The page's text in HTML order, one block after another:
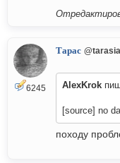
6245
Тарас
AlexKrok
[source] no
походу